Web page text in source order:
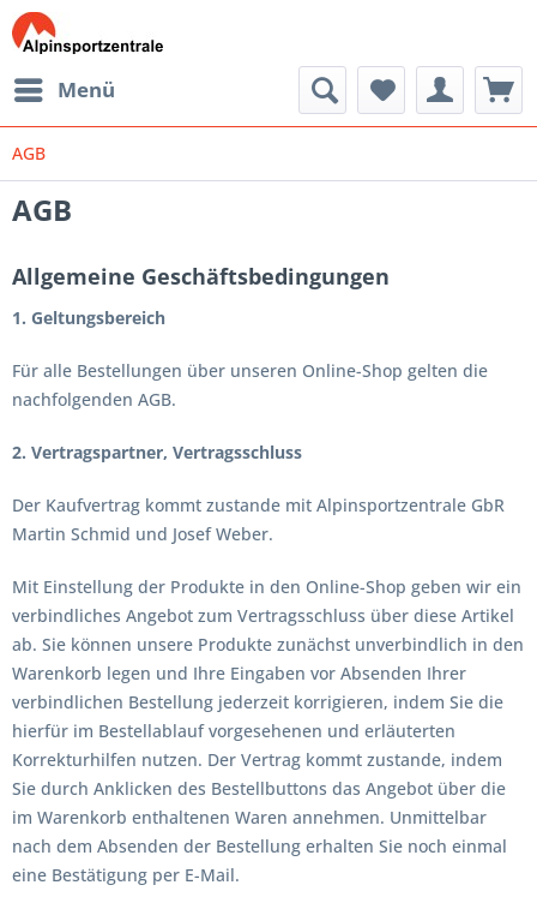
Menü
AGB
AGB
Allgemeine Geschäftsbedingungen
1. Geltungsbereich
Für alle Bestellungen über unseren Online-Shop gelten die
nachfolgenden AGB.
2. Vertragspartner, Vertragsschluss
Der Kaufvertrag kommt zustande mit Alpinsportzentrale GbR
Martin Schmid und Josef Weber.
Mit Einstellung der Produkte in den Online-Shop geben wir ein
verbindliches Angebot zum Vertragsschluss über diese Artikel
ab. Sie können unsere Produkte zunächst unverbindlich in den
Warenkorb legen und Ihre Eingaben vor Absenden Ihrer
verbindlichen Bestellung jederzeit korrigieren, indem Sie die
hierfür im Bestellablauf vorgesehenen und erläuterten
Korrekturhilfen nutzen. Der Vertrag kommt zustande, indem
Sie durch Anklicken des Bestellbuttons das Angebot über die
im Warenkorb enthaltenen Waren annehmen. Unmittelbar
nach dem Absenden der Bestellung erhalten Sie noch einmal
eine Bestätigung per E-Mail.